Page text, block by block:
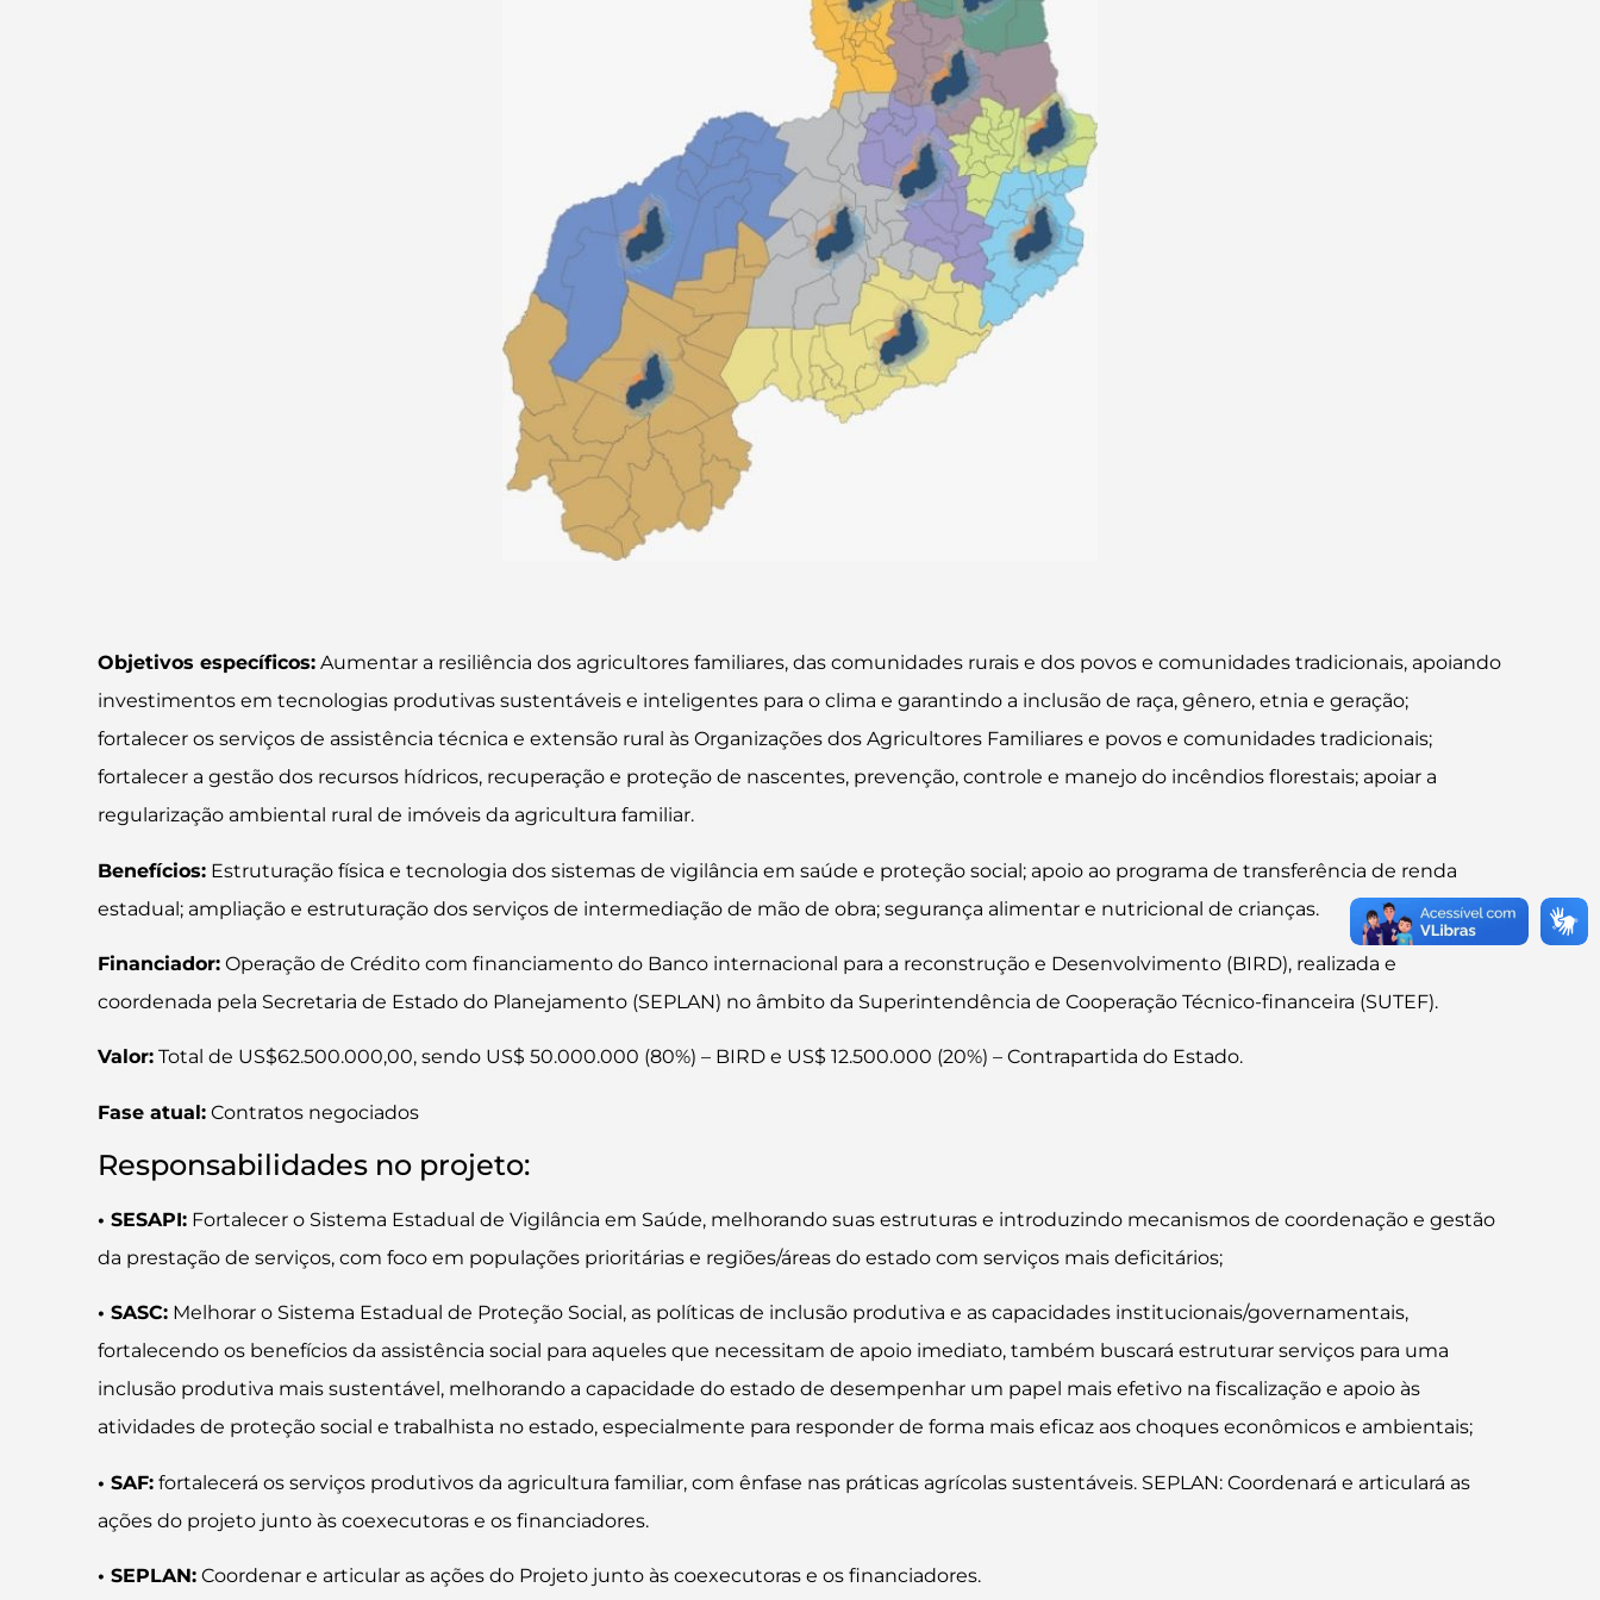
Objetivos específicos: Aumentar a resiliência dos agricultores familiares, das comunidades rurais e dos povos e comunidades tradicionais, apoiando
investimentos em tecnologias produtivas sustentáveis e inteligentes para o clima e garantindo a inclusão de raça, gênero, etnia e geração;
fortalecer os serviços de assistência técnica e extensão rural às Organizações dos Agricultores Familiares e povos e comunidades tradicionais;
fortalecer a gestão dos recursos hídricos, recuperação e proteção de nascentes, prevenção, controle e manejo do incêndios florestais; apoiar a
regularização ambiental rural de imóveis da agricultura familiar.
Benefícios: Estruturação física e tecnologia dos sistemas de vigilância em saúde e proteção social; apoio ao programa de transferência de renda
estadual; ampliação e estruturação dos serviços de intermediação de mão de obra; segurança alimentar e nutricional de crianças.
Financiador: Operação de Crédito com financiamento do Banco internacional para a reconstrução e Desenvolvimento (BIRD), realizada e
coordenada pela Secretaria de Estado do Planejamento (SEPLAN) no âmbito da Superintendência de Cooperação Técnico-financeira (SUTEF).
Valor: Total de US$62.500.000,00, sendo US$ 50.000.000 (80%) – BIRD e US$ 12.500.000 (20%) – Contrapartida do Estado.
Fase atual: Contratos negociados
Responsabilidades no projeto:
• SESAPI: Fortalecer o Sistema Estadual de Vigilância em Saúde, melhorando suas estruturas e introduzindo mecanismos de coordenação e gestão
da prestação de serviços, com foco em populações prioritárias e regiões/áreas do estado com serviços mais deficitários;
• SASC: Melhorar o Sistema Estadual de Proteção Social, as políticas de inclusão produtiva e as capacidades institucionais/governamentais,
fortalecendo os benefícios da assistência social para aqueles que necessitam de apoio imediato, também buscará estruturar serviços para uma
inclusão produtiva mais sustentável, melhorando a capacidade do estado de desempenhar um papel mais efetivo na fiscalização e apoio às
atividades de proteção social e trabalhista no estado, especialmente para responder de forma mais eficaz aos choques econômicos e ambientais;
• SAF: fortalecerá os serviços produtivos da agricultura familiar, com ênfase nas práticas agrícolas sustentáveis. SEPLAN: Coordenará e articulará as
ações do projeto junto às coexecutoras e os financiadores.
• SEPLAN: Coordenar e articular as ações do Projeto junto às coexecutoras e os financiadores.